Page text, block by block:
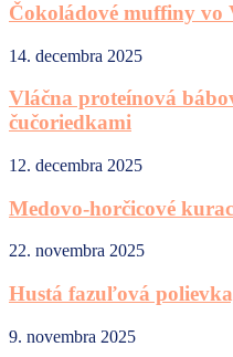
Čokoládové muffiny vo
14. decembra 2025
Vláčna proteínová
čučoriedkami
12. decembra 2025
Medovo-horčicové
22. novembra 2025
Hustá fazuľová
9. novembra 2025